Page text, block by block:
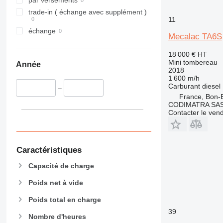
trade-in ( échange avec supplément )
échange
Année
–
Caractéristiques
Capacité de charge
Poids net à vide
Poids total en charge
Nombre d'heures
11
Mecalac TA6S
18 000 € HT
Mini tombereau
2018
1 600 m/h
Carburant diesel
France, Bon-
CODIMATRA
Contacter le
39